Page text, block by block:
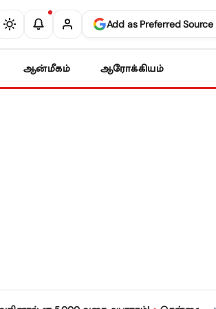
Add as Preferred Source
ஆன்மீகம் ஆரோக்கியம்